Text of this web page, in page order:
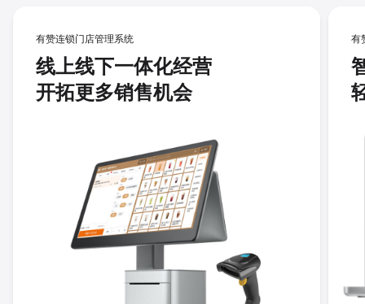
有赞连锁门店管理系统
线上线下一体化经营
开拓更多销售机会
有